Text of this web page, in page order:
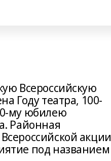
Всероссийскую
Году театра, 100-
му юбилею
Районная
акции
под названием